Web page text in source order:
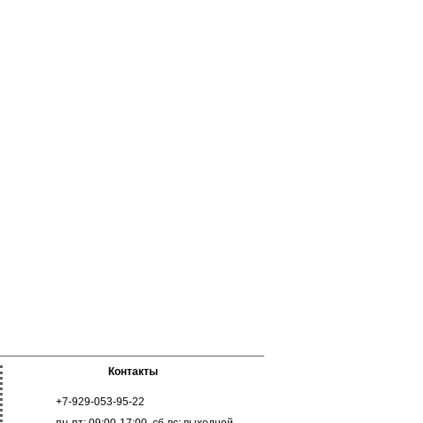
Контакты
+7-929-053-95-22